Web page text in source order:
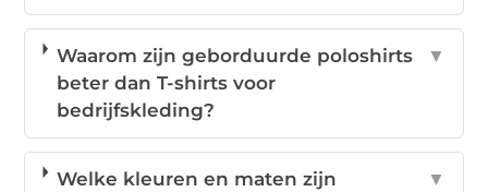
Waarom zijn geborduurde poloshirts
beter dan T-shirts voor
bedrijfskleding?
▼
Welke kleuren en maten zijn
▼